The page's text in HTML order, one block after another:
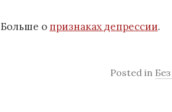
Больше о признаках депрессии.
Posted in